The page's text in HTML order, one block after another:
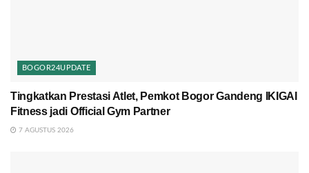
BOGOR24UPDATE
Tingkatkan Prestasi Atlet, Pemkot Bogor Gandeng IKIGAI
Fitness jadi Official Gym Partner
7 AGUSTUS 2026